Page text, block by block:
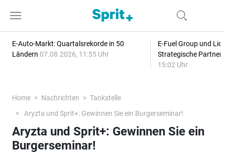
E-Auto-Markt: Quartalsrekorde in 50
Ländern 07.08.2026, 11:55 Uhr
E-Fuel Group und
Strategische
15:02 Uhr
Home Nachrichten
Tankstelle
Aryzta und Sprit+: Gewinnen Sie ein Burgerseminar!
Aryzta und Sprit+: Gewinnen Sie ein
Burgerseminar!